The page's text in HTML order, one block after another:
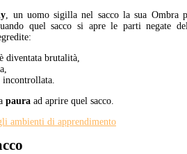
, un uomo sigilla nel sacco la sua Ombra
quel sacco si apre le parti negate
diventata brutalità,
paura ad aprire quel sacco.